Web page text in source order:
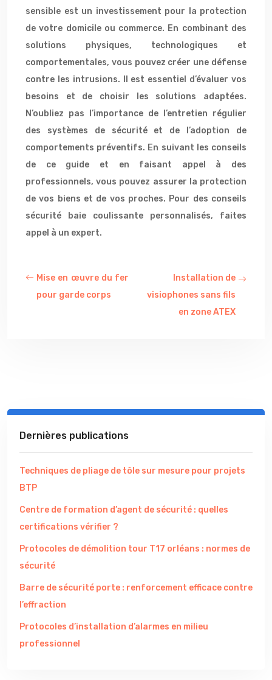
sensible est un investissement pour la protection
de votre domicile ou commerce. En combinant des
solutions physiques, technologiques et
comportementales, vous pouvez créer une défense
contre les intrusions. Il est essentiel d’évaluer vos
besoins et de choisir les solutions adaptées.
N’oubliez pas l’importance de l’entretien régulier
des systèmes de sécurité et de l’adoption de
comportements préventifs. En suivant les conseils
de ce guide et en faisant appel à des
professionnels, vous pouvez assurer la protection
de vos biens et de vos proches. Pour des conseils
sécurité baie coulissante personnalisés, faites
appel à un expert.
Mise en œuvre du fer
pour garde corps
Installation de
visiophones sans fils
en zone ATEX
Dernières publications
Techniques de pliage de tôle sur mesure pour projets
BTP
Centre de formation d’agent de sécurité : quelles
certifications vérifier ?
Protocoles de démolition tour T17 orléans : normes de
sécurité
Barre de sécurité porte : renforcement efficace contre
l’effraction
Protocoles d’installation d’alarmes en milieu
professionnel